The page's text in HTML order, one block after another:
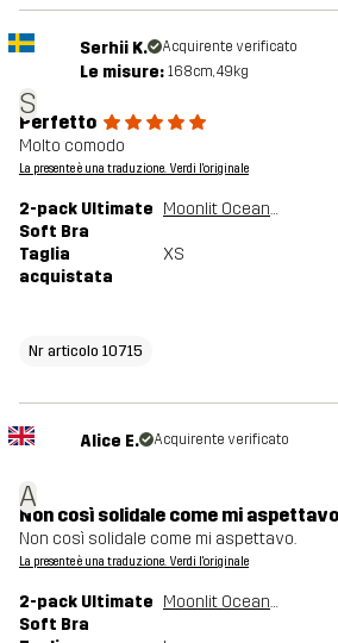
S
Serhii K. Acquirente verificato
Le misure: 168cm, 49kg
Perfetto
Molto comodo
La presente è una traduzione. Verdi l'originale
2-pack Ultimate
Soft Bra
Moonlit Ocean/Grey Melange
Taglia
acquistata
XS
Nr articolo 10715
A
Alice E. Acquirente verificato
Non così solidale come mi
Non così solidale come mi aspettavo.
La presente è una traduzione. Verdi l'originale
2-pack Ultimate
Soft Bra
Moonlit Ocean/Grey Melange